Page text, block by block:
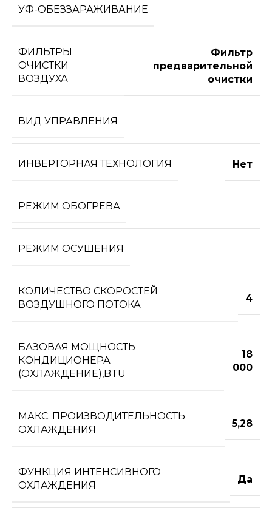
УФ-ОБЕЗЗАРАЖИВАНИЕ
ФИЛЬТРЫ
ОЧИСТКИ
ВОЗДУХА
Фильтр
предварительной
очистки
ВИД УПРАВЛЕНИЯ
ИНВЕРТОРНАЯ ТЕХНОЛОГИЯ Нет
РЕЖИМ ОБОГРЕВА
РЕЖИМ ОСУШЕНИЯ
КОЛИЧЕСТВО СКОРОСТЕЙ
ВОЗДУШНОГО ПОТОКА
4
БАЗОВАЯ МОЩНОСТЬ
КОНДИЦИОНЕРА
(ОХЛАЖДЕНИЕ),BTU
18
000
МАКС. ПРОИЗВОДИТЕЛЬНОСТЬ
ОХЛАЖДЕНИЯ
5,28
ФУНКЦИЯ ИНТЕНСИВНОГО
ОХЛАЖДЕНИЯ
Да